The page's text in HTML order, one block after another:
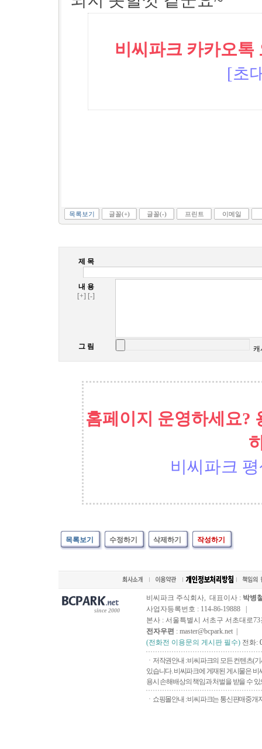
비씨파크 카카오톡
[초
목록보기 글꼴(+) 글꼴(-) 프린트 이메일
제 목
내 용
[+] [-]
그 림 캐
홈페이지 운영하세요?
비씨파크
목록보기 수정하기 삭제하기 작성하기
since 2000
비씨파크 주식회사, 대표이사 : 박병
사업자등록번호 : 114-86-19888 |
본사 : 서울특별시 서초구 서초대로73
전자우편 : master@bcpark.net |
(전화전 이용문의 게시판 필수) 전화:
ㆍ저작권안내 : 비씨파크의 모든 컨텐츠(
있습니다. 비씨파크에 게재된 게시물은
용시 손해배상의 책임과 처벌을 받을 수
ㆍ쇼핑몰안내 : 비씨파크는 통신판매중개